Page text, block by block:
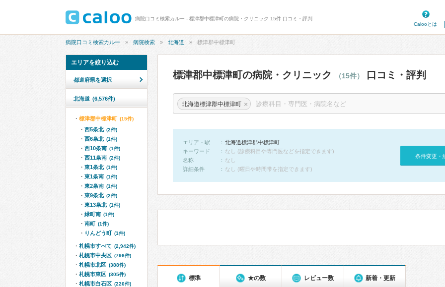
病院口コミ検索カルー - 標津郡中標津町の病院・クリニック 15件 口コミ・評判
Calooとは
病院口コミ検索カルー 病院検索 北海道 標津郡中標津町
標津郡中標津町の病院・クリニック （15件） 口コミ・評判
北海道標津郡中標津町 ×
エリア・駅
北海道標津郡中標津町
キーワード
なし (診療科目や専門医などを指定できます)
名称
なし
詳細条件
なし (曜日や時間帯を指定できます)
条件変更・
標準 ★の数 レビュー数 新着・更新
エリアを絞り込む
都道府県を選択
北海道 (6,576件)
標津郡中標津町 (15件)
西5条北 (2件)
西6条北 (1件)
西10条南 (1件)
西11条南 (2件)
東1条北 (1件)
東1条南 (1件)
東2条南 (1件)
東9条北 (2件)
東13条北 (1件)
緑町南 (1件)
南町 (1件)
りんどう町 (1件)
札幌市すべて (2,942件)
札幌市中央区 (796件)
札幌市北区 (388件)
札幌市東区 (305件)
札幌市白石区 (226件)